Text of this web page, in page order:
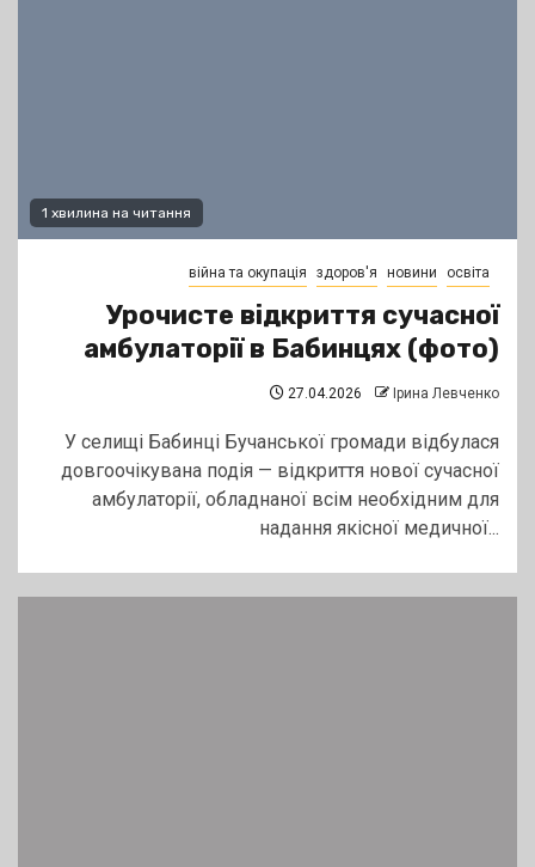
1 хвилина на читання
війна та окупація здоров'я новини освіта
Урочисте відкриття сучасної
амбулаторії в Бабинцях (фото)
27.04.2026 Ірина Левченко
У селищі Бабинці Бучанської громади відбулася
довгоочікувана подія — відкриття нової сучасної
амбулаторії, обладнаної всім необхідним для
надання якісної медичної...